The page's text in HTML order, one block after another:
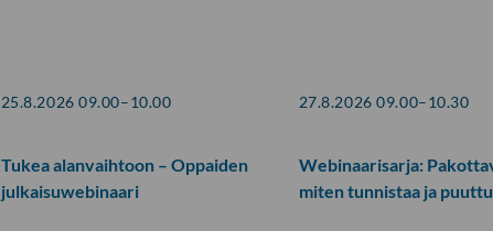
25.8.2026 09.00–10.00
Tukea alanvaihtoon – Oppaiden
julkaisuwebinaari
27.8.2026 09.00–10.30
Webinaarisarja:
miten tunnistaa ja